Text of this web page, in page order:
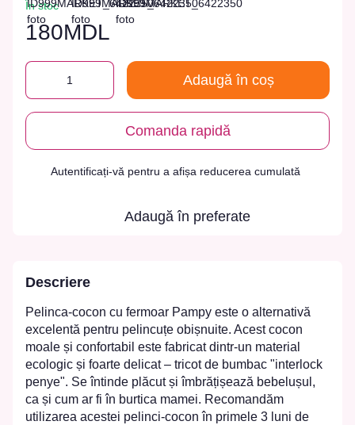
În stoc
180MDL
Adaugă în coș
Comanda rapidă
Autentificați-vă pentru a afișa reducerea cumulată
Adaugă în preferate
Descriere
Pelinca-cocon cu fermoar Pampy este o alternativă
excelentă pentru pelincuțe obișnuite. Acest cocon
moale și confortabil este fabricat dintr-un material
ecologic și foarte delicat – tricot de bumbac "interlock
penye". Se întinde plăcut și îmbrățișează bebelușul,
ca și cum ar fi în burtica mamei. Recomandăm
utilizarea acestei pelinci-cocon în primele 3 luni de